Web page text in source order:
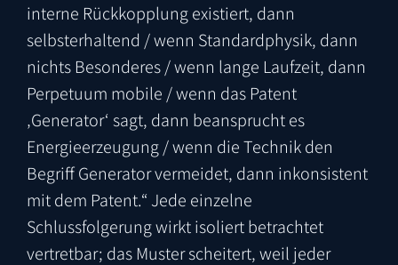
interne Rückkopplung existiert, dann
selbsterhaltend / wenn Standardphysik, dann
nichts Besonderes / wenn lange Laufzeit, dann
Perpetuum mobile / wenn das Patent
‚Generator‘ sagt, dann beansprucht es
Energieerzeugung / wenn die Technik den
Begriff Generator vermeidet, dann inkonsistent
mit dem Patent.“ Jede einzelne
Schlussfolgerung wirkt isoliert betrachtet
vertretbar; das Muster scheitert, weil jeder